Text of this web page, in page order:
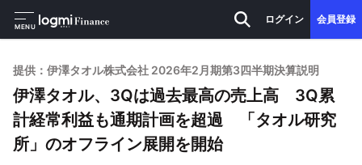
MENU
ログイン 会員登録
提供：伊澤タオル株式会社 2026年2月期第3四半期決算説明
伊澤タオル、3Qは過去最高の売上高 3Q累
計経常利益も通期計画を超過 「タオル研究
所」のオフライン展開を開始